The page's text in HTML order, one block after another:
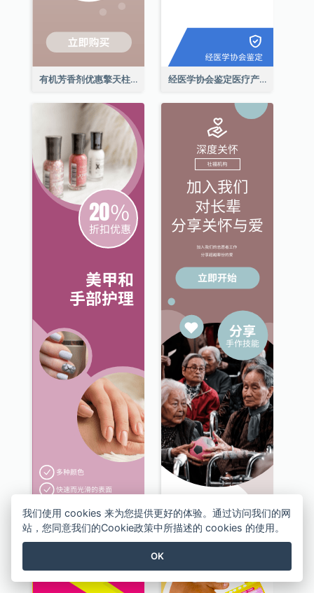
有机芳香剂优惠擎天柱广告 经医学协会鉴定医疗产品擎天柱广告
美甲及手部护理服务擎天柱广告 志愿者招募计划擎天柱广告
我们使用 cookies 来为您提供更好的体验。通过访问我们的网
站，您同意我们的Cookie政策中所描述的 cookies 的使用。
OK